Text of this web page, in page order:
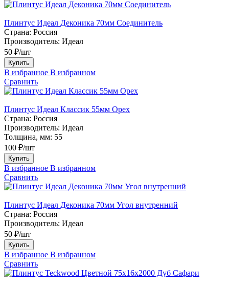
Плинтус Идеал Деконика 70мм Соединитель
Страна: Россия
Производитель: Идеал
50 ₽/шт
Купить
В избранное В избранном
Сравнить
Плинтус Идеал Классик 55мм Орех
Страна: Россия
Производитель: Идеал
Толщина, мм: 55
100 ₽/шт
Купить
В избранное В избранном
Сравнить
Плинтус Идеал Деконика 70мм Угол внутренний
Страна: Россия
Производитель: Идеал
50 ₽/шт
Купить
В избранное В избранном
Сравнить